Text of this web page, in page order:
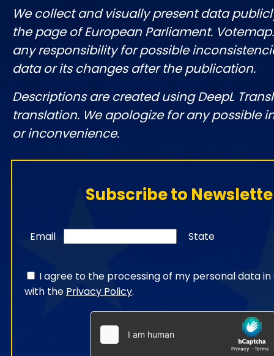
We collect and visually present data
the page of European Parliament.
any responsibility for possible
data or its changes after the publication.
Descriptions are created using DeepL
translation. We apologize for any possible
or inconvenience.
Subscribe to
Email State
I agree to the processing of my personal data
with the Privacy Policy.